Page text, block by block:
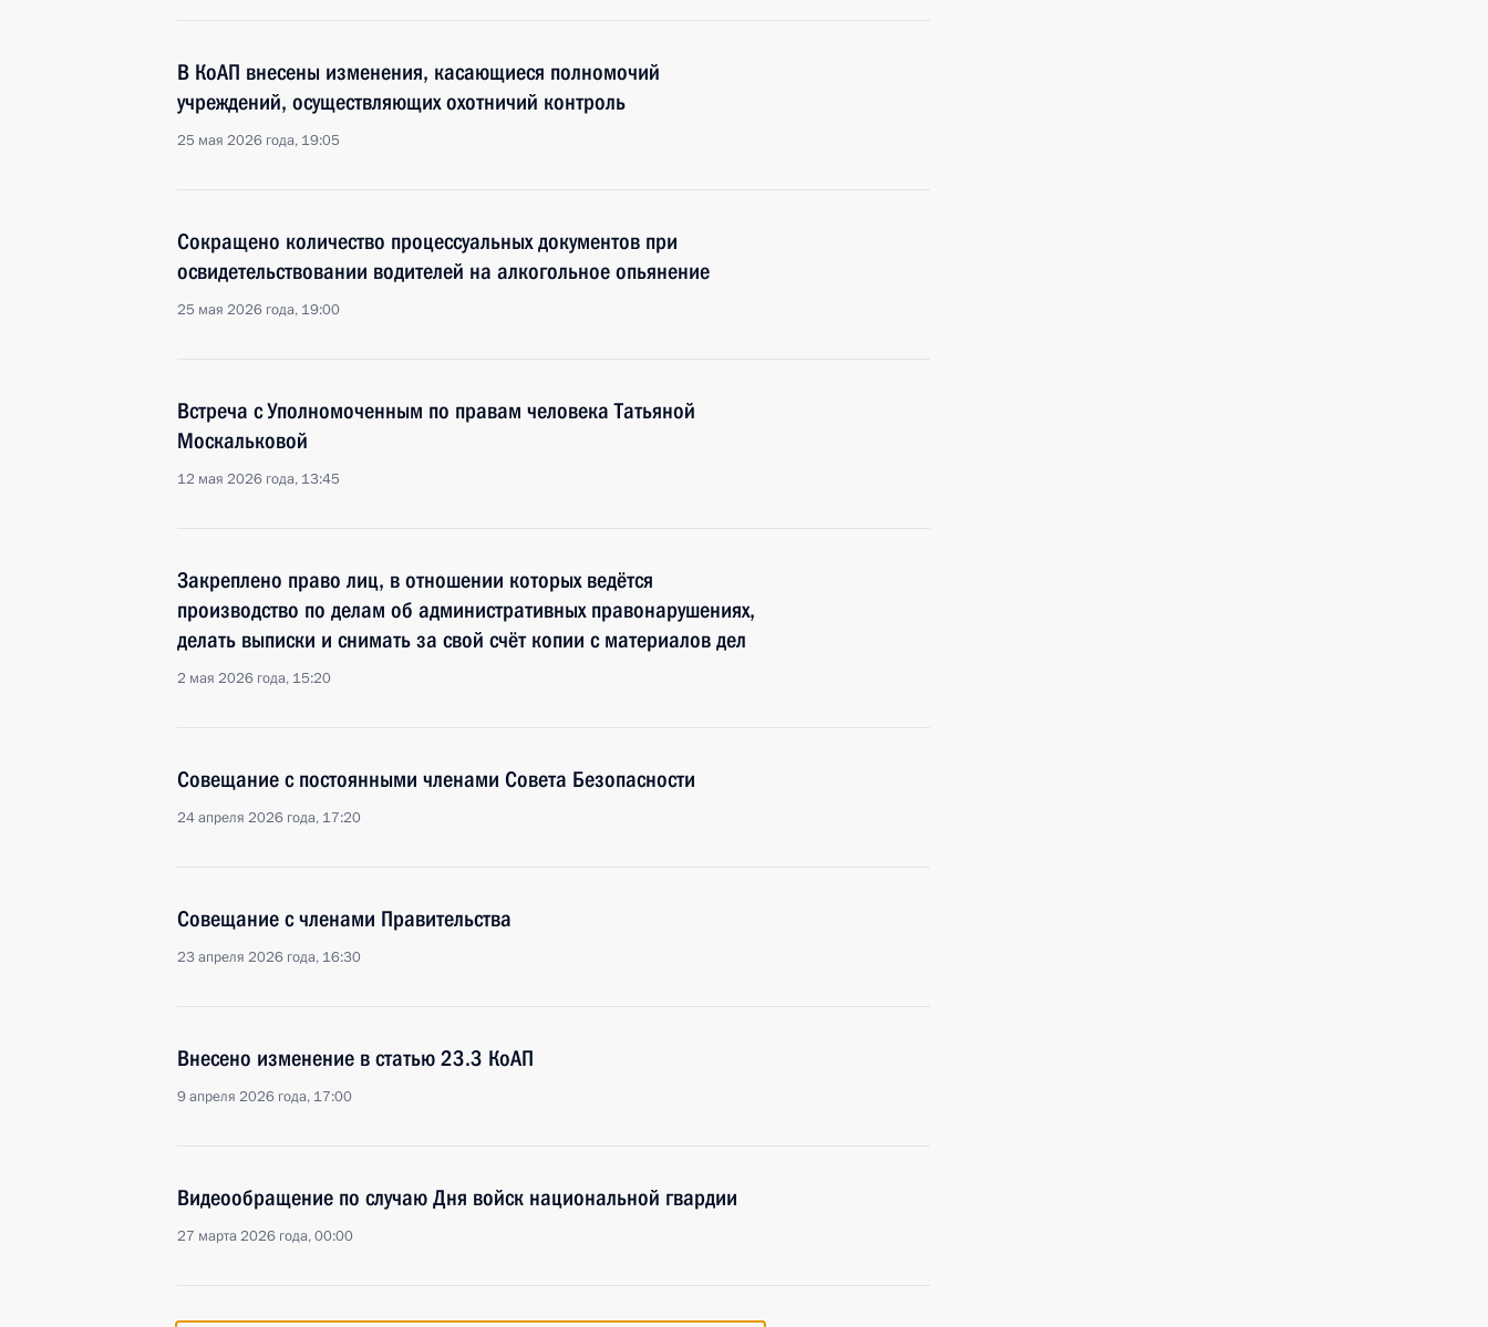
В КоАП внесены изменения, касающиеся полномочий
учреждений, осуществляющих охотничий контроль
25 мая 2026 года, 19:05
Сокращено количество процессуальных документов при
освидетельствовании водителей на алкогольное опьянение
25 мая 2026 года, 19:00
Встреча с Уполномоченным по правам человека Татьяной
Москальковой
12 мая 2026 года, 13:45
Закреплено право лиц, в отношении которых ведётся
производство по делам об административных правонарушениях,
делать выписки и снимать за свой счёт копии с материалов дел
2 мая 2026 года, 15:20
Совещание с постоянными членами Совета Безопасности
24 апреля 2026 года, 17:20
Совещание с членами Правительства
23 апреля 2026 года, 16:30
Внесено изменение в статью 23.3 КоАП
9 апреля 2026 года, 17:00
Видеообращение по случаю Дня войск национальной гвардии
27 марта 2026 года, 00:00